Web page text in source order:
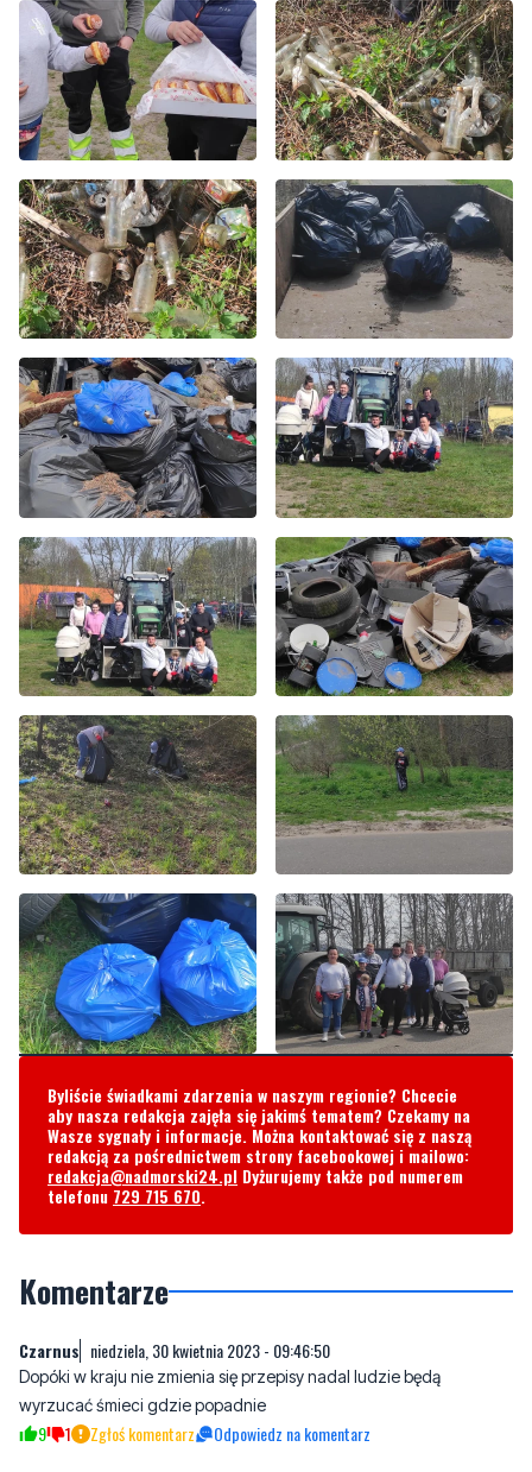
Byliście świadkami zdarzenia w naszym regionie? Chcecie
aby nasza redakcja zajęła się jakimś tematem? Czekamy na
Wasze sygnały i informacje. Można kontaktować się z naszą
redakcją za pośrednictwem strony facebookowej i mailowo:
redakcja@nadmorski24.pl Dyżurujemy także pod numerem
telefonu 729 715 670.
Komentarze
Czarnus niedziela, 30 kwietnia 2023 - 09:46:50
Dopóki w kraju nie zmienia się przepisy nadal ludzie będą
wyrzucać śmieci gdzie popadnie
9 1 Zgłoś komentarz Odpowiedz na komentarz